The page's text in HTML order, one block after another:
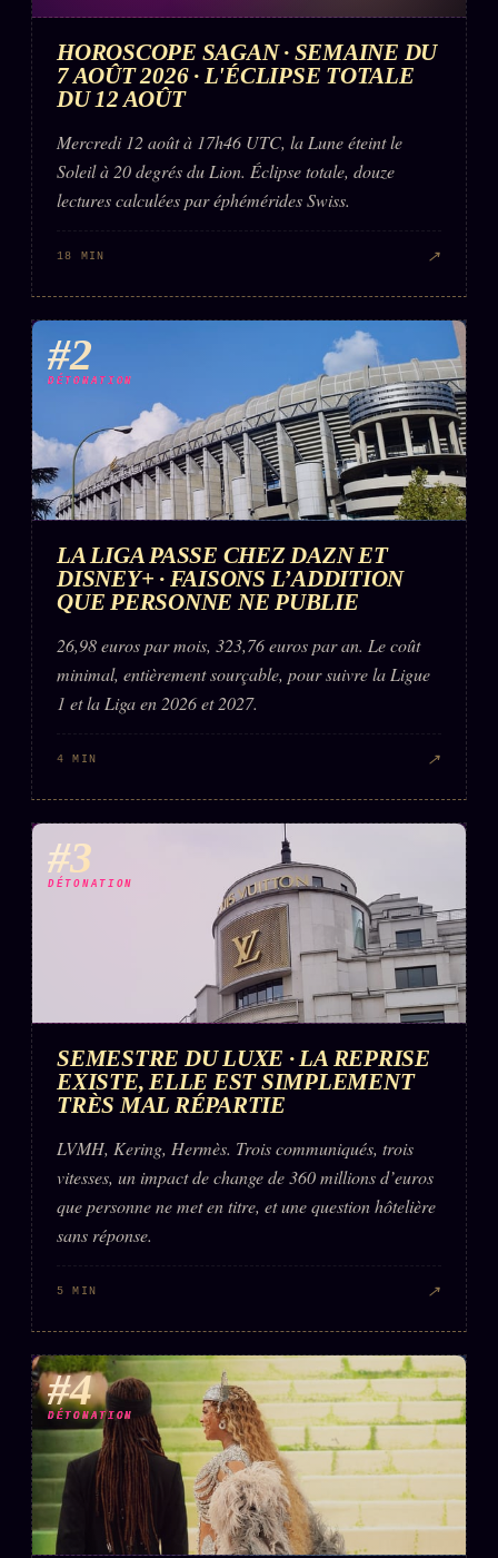
ÉDITORIAL ÉQUIPE + AUTEURS
Équipe
Who is who
Qui baise qui
Signatures
Charte éditoriale
Studios
Words RadioFM
PRATIQUE + LÉGAL
Archive complète
Récents
Recherche ⌕
Tous les tags
Soumettre un tip
Nous écrire
Corrections · Erratum
Mentions légales
HOROSCOPE SAGAN · SEMAINE DU
7 AOÛT 2026 · L'ÉCLIPSE TOTALE
DU 12 AOÛT
Mercredi 12 août à 17h46 UTC, la Lune éteint le
Soleil à 20 degrés du Lion. Éclipse totale, douze
lectures calculées par éphémérides Swiss.
18 MIN ↗
#2
DÉTONATION
LA LIGA PASSE CHEZ DAZN ET
DISNEY+ · FAISONS L’ADDITION
QUE PERSONNE NE PUBLIE
26,98 euros par mois, 323,76 euros par an. Le coût
minimal, entièrement sourçable, pour suivre la Ligue
1 et la Liga en 2026 et 2027.
4 MIN ↗
#3
DÉTONATION
SEMESTRE DU LUXE · LA REPRISE
EXISTE, ELLE EST SIMPLEMENT
TRÈS MAL RÉPARTIE
LVMH, Kering, Hermès. Trois communiqués, trois
vitesses, un impact de change de 360 millions d’euros
que personne ne met en titre, et une question hôtelière
sans réponse.
5 MIN ↗
#4
DÉTONATION